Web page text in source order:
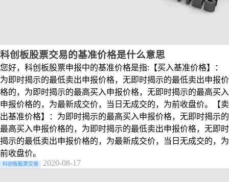
科创板股票交易的基准价格是什么意思
您好，科创板股票申报中的基准价格是指:【买入基准价格】：
为即时揭示的最低卖出申报价格，无即时揭示的最低卖出申报价
格的，为即时揭示的最高买入申报价格，无即时揭示的最高买入
申报价格的，为最新成交价，当日无成交的，为前收盘价。【卖
出基准价格】：为即时揭示的最高买入申报价格，无即时揭示的
最高买入申报价格的，为即时揭示的最低卖出申报价格，无即时
揭示的最低卖出申报价格的，为最新成交价，当日无成交的，为
前收盘价。
科创板股票交易 2020-08-17